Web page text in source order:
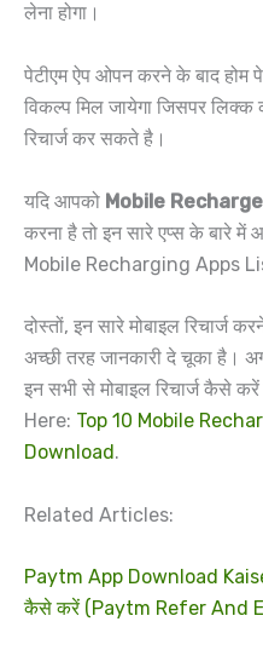
लेना होगा।
पेटीएम ऐप ओपन करने के बाद होम
विकल्प मिल जायेगा जिसपर
रिचार्ज कर सकते है।
यदि आपको Mobile
करना है तो इन सारे एप्स के बारे में
Mobile Recharging Apps
दोस्तों, इन सारे मोबाइल रिचार्ज
अच्छी तरह जानकारी दे चूका है।
इन सभी से मोबाइल रिचार्ज कैसे
Here: Top 10 Mobile
Download.
Related Articles:
Paytm App Download
कैसे करें (Paytm Refer And